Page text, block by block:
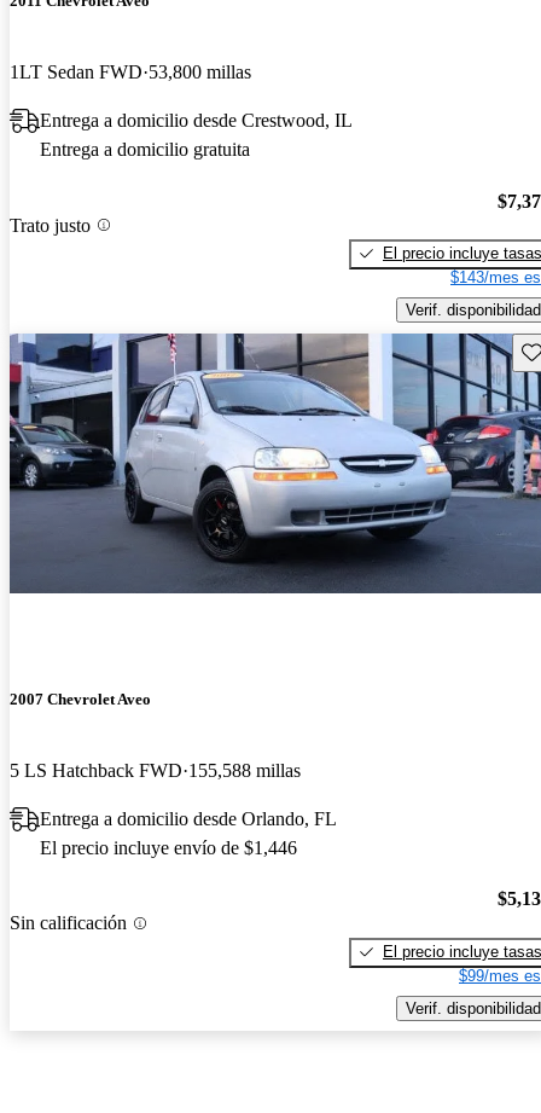
1LT Sedan FWD 53,800 millas
Entrega a domicilio desde Crestwood, IL
Entrega a domicilio gratuita
Trato justo
El precio incluye tasas
$143/mes
Verif. disponibilidad
2007 Chevrolet Aveo
5 LS Hatchback FWD 155,588 millas
Entrega a domicilio desde Orlando, FL
El precio incluye envío de $1,446
Sin calificación
El precio incluye tasas
$99/mes
Verif. disponibilidad